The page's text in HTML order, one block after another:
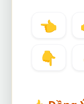
👈
👇